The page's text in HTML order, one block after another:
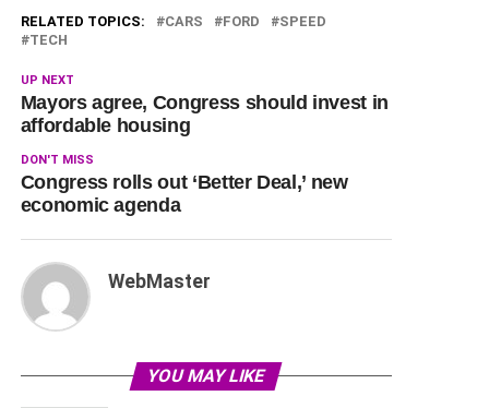
RELATED TOPICS: CARS FORD
SPEED
TECH
UP NEXT
Mayors agree, Congress should invest in
affordable housing
DON'T MISS
Congress rolls out ‘Better Deal,’ new
economic agenda
WebMaster
YOU MAY LIKE